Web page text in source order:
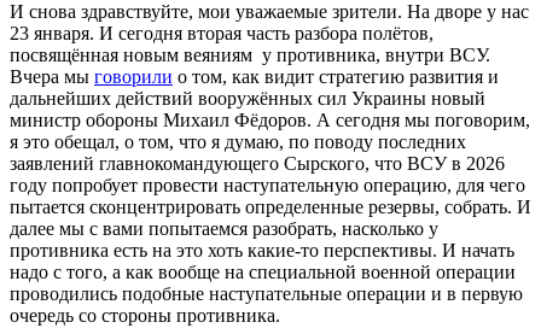
И снова здравствуйте, мои уважаемые зрители. На дворе у нас
23 января. И сегодня вторая часть разбора полётов,
посвящённая новым веяниям у противника, внутри ВСУ.
Вчера мы говорили о том, как видит стратегию развития и
дальнейших действий вооружённых сил Украины новый
министр обороны Михаил Фёдоров. А сегодня мы поговорим,
я это обещал, о том, что я думаю, по поводу последних
заявлений главнокомандующего Сырского, что ВСУ в 2026
году попробует провести наступательную операцию, для чего
пытается сконцентрировать определенные резервы, собрать. И
далее мы с вами попытаемся разобрать, насколько у
противника есть на это хоть какие-то перспективы. И начать
надо с того, а как вообще на специальной военной операции
проводились подобные наступательные операции и в первую
очередь со стороны противника.